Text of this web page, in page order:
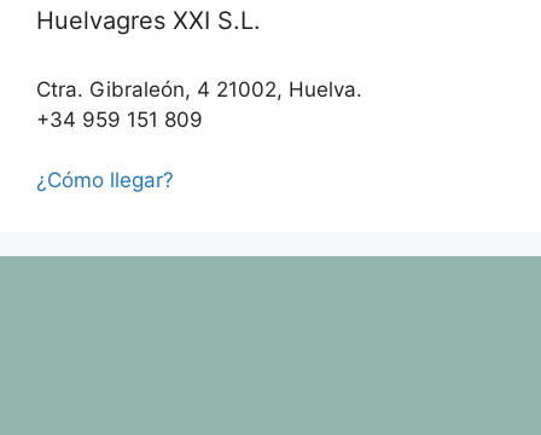
Huelvagres XXI S.L.
Ctra. Gibraleón, 4 21002, Huelva.
+34 959 151 809
¿Cómo llegar?